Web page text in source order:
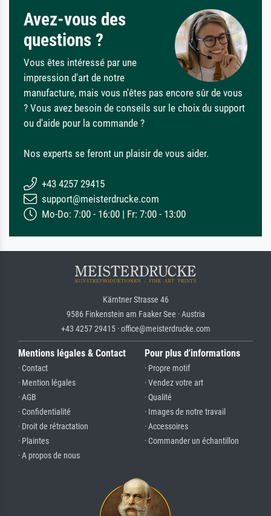
Avez-vous des
questions ?
Vous êtes intéressé par une
impression d'art de notre
manufacture, mais vous n'êtes pas encore sûr de vous
? Vous avez besoin de conseils sur le choix du support
ou d'aide pour la commande ?
Nos experts se feront un plaisir de vous aider.
+43 4257 29415
support@meisterdrucke.com
Mo-Do: 7:00 - 16:00 | Fr: 7:00 - 13:00
Kärntner Strasse 46
9586 Finkenstein am Faaker See · Austria
+43 4257 29415 · office@meisterdrucke.com
Mentions légales & Contact
· Contact
· Mention légales
· AGB
· Confidentialité
· Droit de rétractation
· Plaintes
· A propos de nous
Pour plus d'informations
· Propre motif
· Vendez votre art
· Qualité
· Images de notre travail
· Accessoires
· Commander un échantillon